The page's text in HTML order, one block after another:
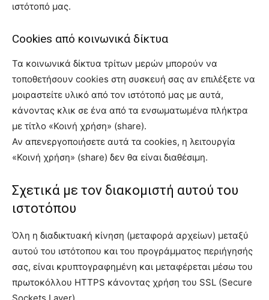
ιστότοπό μας.
Cookies από κοινωνικά δίκτυα
Τα κοινωνικά δίκτυα τρίτων μερών μπορούν να
τοποθετήσουν cookies στη συσκευή σας αν επιλέξετε να
μοιραστείτε υλικό από τον ιστότοπό μας με αυτά,
κάνοντας κλικ σε ένα από τα ενσωματωμένα πλήκτρα
με τίτλο «Κοινή χρήση» (share).
Αν απενεργοποιήσετε αυτά τα cookies, η λειτουργία
«Κοινή χρήση» (share) δεν θα είναι διαθέσιμη.
Σχετικά με τον διακομιστή αυτού του
ιστοτόπου
Όλη η διαδικτυακή κίνηση (μεταφορά αρχείων) μεταξύ
αυτού του ιστότοπου και του προγράμματος περιήγησής
σας, είναι κρυπτογραφημένη και μεταφέρεται μέσω του
πρωτοκόλλου HTTPS κάνοντας χρήση του SSL (Secure